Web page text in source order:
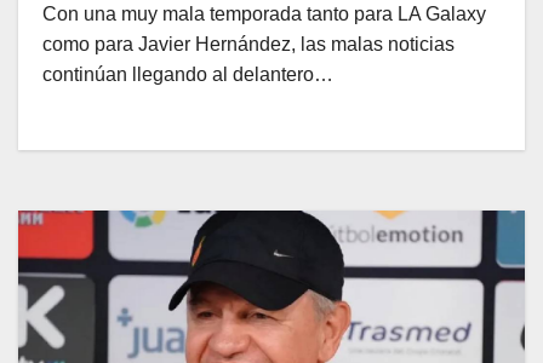
Con una muy mala temporada tanto para LA Galaxy
como para Javier Hernández, las malas noticias
continúan llegando al delantero…